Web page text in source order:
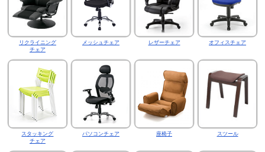
リクライニング
チェア
メッシュチェア レザーチェア オフィスチェア
スタッキング
チェア
パソコンチェア 座椅子 スツール